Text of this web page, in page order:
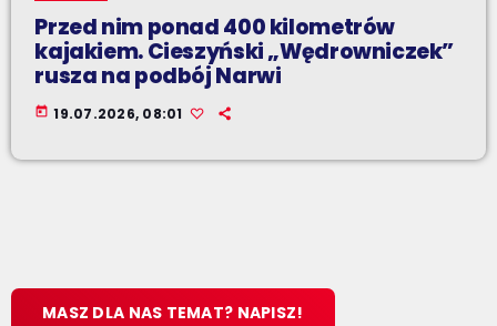
Przed nim ponad 400 kilometrów
kajakiem. Cieszyński „Wędrowniczek”
rusza na podbój Narwi
today 19.07.2026, 08:01
MASZ DLA NAS TEMAT? NAPISZ!